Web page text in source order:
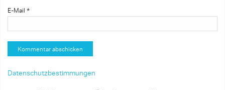
E-Mail *
Datenschutzbestimmungen